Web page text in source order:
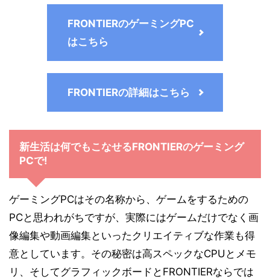
FRONTIERのゲーミングPC
はこちら
FRONTIERの詳細はこちら
新生活は何でもこなせるFRONTIERのゲーミング
PCで!
ゲーミングPCはその名称から、ゲームをするための
PCと思われがちですが、実際にはゲームだけでなく画
像編集や動画編集といったクリエイティブな作業も得
意としています。その秘密は高スペックなCPUとメモ
リ、そしてグラフィックボードとFRONTIERならでは